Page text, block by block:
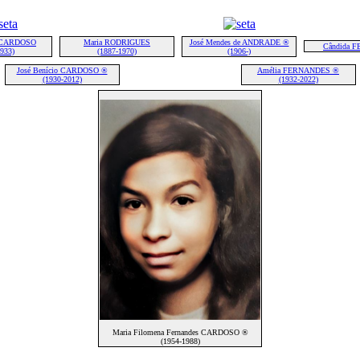
Maria RODRIGUES
(1887-1970)
José Mendes de ANDRADE ®
(1906-)
Cândida
José Benício CARDOSO ®
(1930-2012)
Amélia FERNANDES ®
(1932-2022)
Maria Filomena Fernandes CARDOSO ®
(1954-1988)